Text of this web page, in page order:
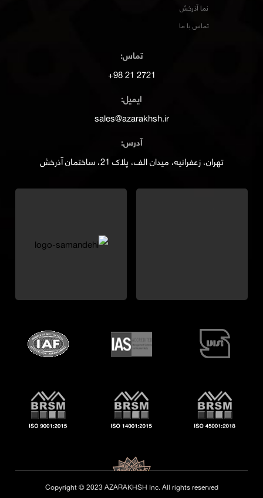
نما آذرخش
تماس با ما
تماس:
2721 21 98+
ایمیل:
sales@azarakhsh.ir
آدرس:
تهران، زعفرانیه، میدان الف، پلاک 21، ساختمان آذرخش
Copyright © 2023 AZARAKHSH Inc. All rights reserved